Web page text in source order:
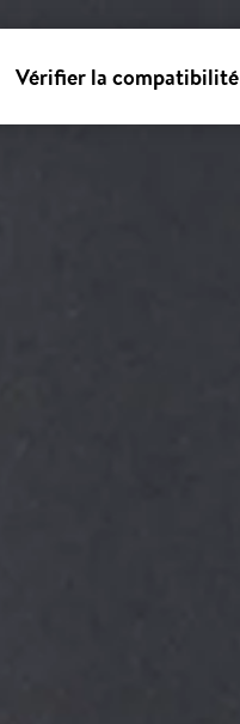
Vérifier la compatibilité